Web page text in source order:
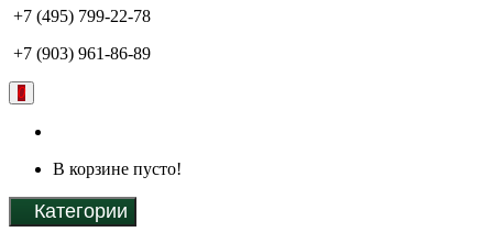
+7 (495) 799-22-78
+7 (903) 961-86-89
0
В корзине пусто!
Категории